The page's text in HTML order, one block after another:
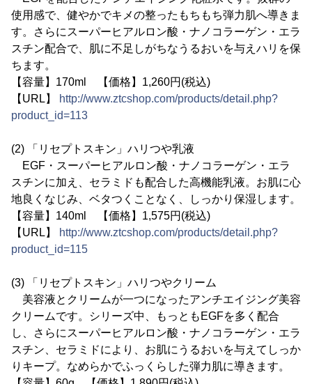
使用感で、健やかでキメの整ったもちもち弾力肌へ導きま
す。さらにスーパーヒアルロン酸・ナノコラーゲン・エラ
スチン配合で、肌に不足しがちなうるおいを与えハリを保
ちます。
【容量】170ml 【価格】1,260円(税込)
【URL】
http://www.ztcshop.com/products/detail.php?
product_id=113
(2) 「リセプトスキン」ハリつや乳液
EGF・スーパーヒアルロン酸・ナノコラーゲン・エラ
スチンに加え、セラミドも配合した高機能乳液。お肌に心
地良くなじみ、ベタつくことなく、しっかり保湿します。
【容量】140ml 【価格】1,575円(税込)
【URL】
http://www.ztcshop.com/products/detail.php?
product_id=115
(3) 「リセプトスキン」ハリつやクリーム
美容液とクリームが一つになったアンチエイジング美容
クリームです。シリーズ中、もっともEGFを多く配合
し、さらにスーパーヒアルロン酸・ナノコラーゲン・エラ
スチン、セラミドにより、お肌にうるおいを与えてしっか
りキープ。なめらかでふっくらした弾力肌に導きます。